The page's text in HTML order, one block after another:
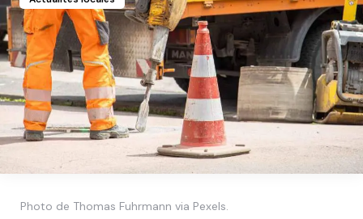
Photo de Thomas Fuhrmann via Pexels.